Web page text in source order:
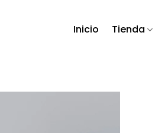
Inicio Tienda